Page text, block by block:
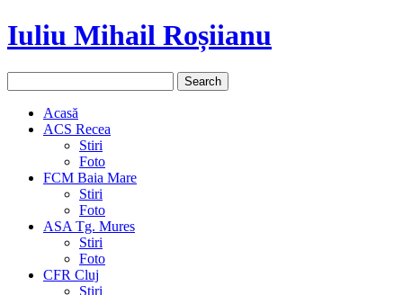
Iuliu Mihail Roșiianu
Acasă
ACS Recea
Stiri
Foto
FCM Baia Mare
Stiri
Foto
ASA Tg. Mures
Stiri
Foto
CFR Cluj
Stiri